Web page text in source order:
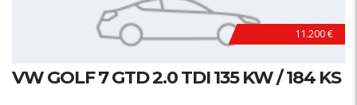
11.200 €
VW GOLF 7 GTD 2.0 TDI 135 KW / 184 KS